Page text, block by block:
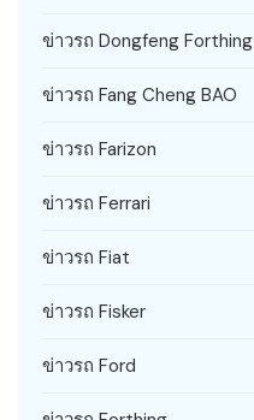
ข่าวรถ Dongfeng Forthing
ข่าวรถ Fang Cheng BAO
ข่าวรถ Farizon
ข่าวรถ Ferrari
ข่าวรถ Fiat
ข่าวรถ Fisker
ข่าวรถ Ford